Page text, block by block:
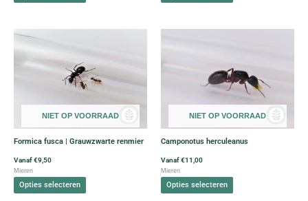
NIET OP VOORRAAD
Formica fusca | Grauwzwarte renmier
Vanaf€9,50
Mieren
Opties selecteren
meerdere
variaties.
Deze
optie
kan
gekozen
NIET OP VOORRAAD
Camponotus herculeanus
Vanaf€11,00
Mieren
Opties selecteren
meerdere
variaties.
Deze
optie
kan
gekozen